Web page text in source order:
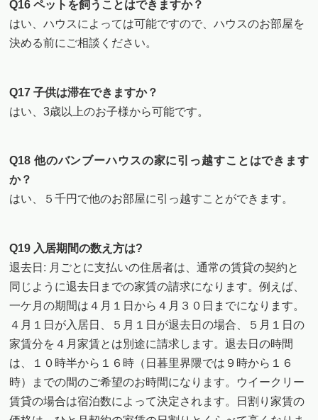
Q16 ペットを飼うことはできますか？
はい、ハウスによっては可能ですので、ハウスのお部屋を
決める前にご相談ください。
Q17 子供は滞在できますか？
はい、3歳以上のお子様から可能です。
Q18 他のバンブーハウスの家に引っ越すことはできます
か？
はい、５千円で他のお部屋に引っ越すことができます。
Q19 入居期間の数え方は?
退去日: 月ごとに支払いの住居者は、通常の賃貸の契約と
同じように退去日までの家賃の請求になります。例えば、
一ケ月の期間は４月１日から４月３０日までになります。
４月１日が入居日、５月１日が退去日の場合、５月１日の
家賃分を４月家賃とは別途に請求します。退去日の時間
は、１０時半から１６時（日暮里界隈では９時から１６
時）までの間のご希望のお時間になります。ウイークリー
賃貸の場合は宿泊数によって決定されます。日割り家賃の